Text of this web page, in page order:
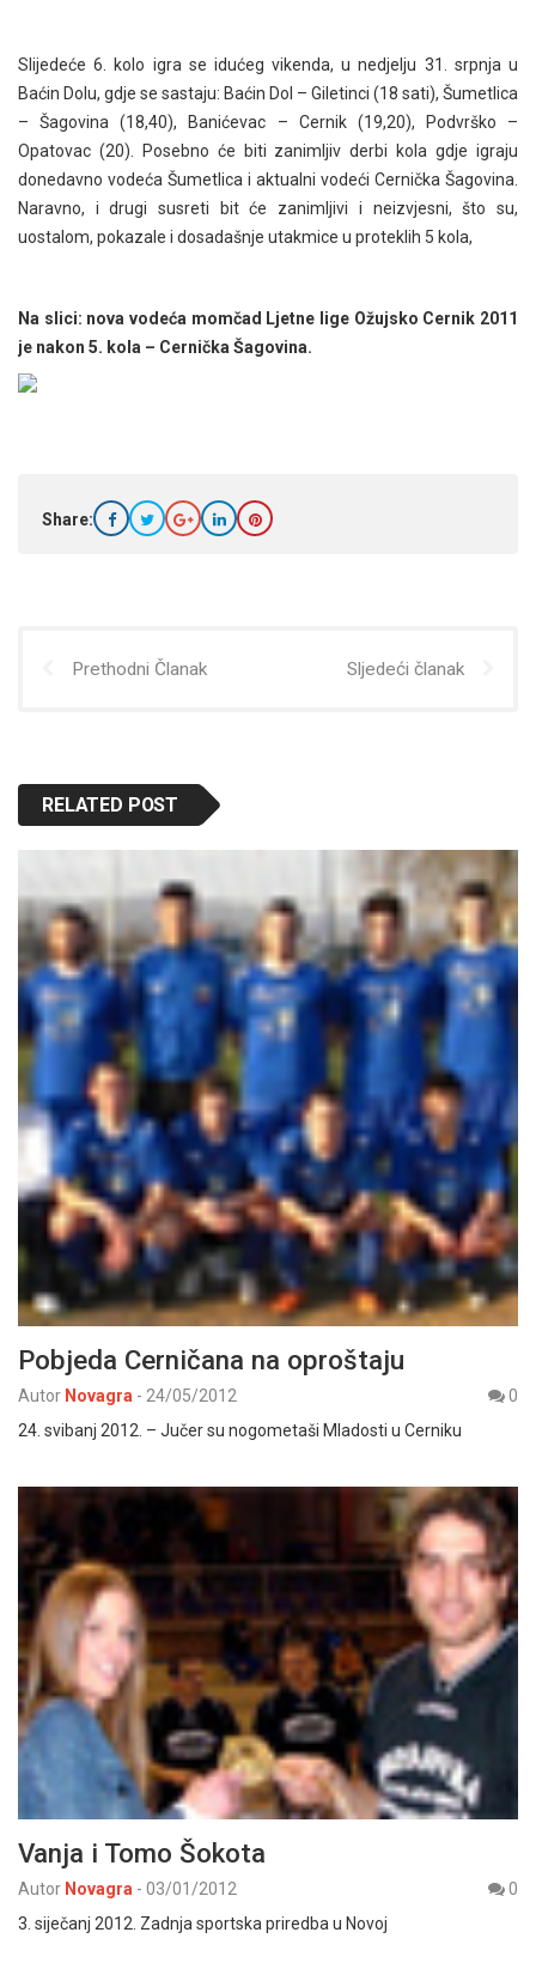
Slijedeće 6. kolo igra se idućeg vikenda, u nedjelju 31. srpnja u
Baćin Dolu, gdje se sastaju: Baćin Dol – Giletinci (18 sati), Šumetlica
– Šagovina (18,40), Banićevac – Cernik (19,20), Podvrško –
Opatovac (20). Posebno će biti zanimljiv derbi kola gdje igraju
donedavno vodeća Šumetlica i aktualni vodeći Cernička Šagovina.
Naravno, i drugi susreti bit će zanimljivi i neizvjesni, što su,
uostalom, pokazale i dosadašnje utakmice u proteklih 5 kola,
Na slici: nova vodeća momčad Ljetne lige Ožujsko Cernik 2011
je nakon 5. kola – Cernička Šagovina.
Share:
Prethodni Članak Sljedeći članak
RELATED POST
Pobjeda Cerničana na oproštaju
Autor Novagra - 24/05/2012
0
24. svibanj 2012. – Jučer su nogometaši Mladosti u Cerniku
Vanja i Tomo Šokota
Autor Novagra - 03/01/2012
0
3. siječanj 2012. Zadnja sportska priredba u Novoj